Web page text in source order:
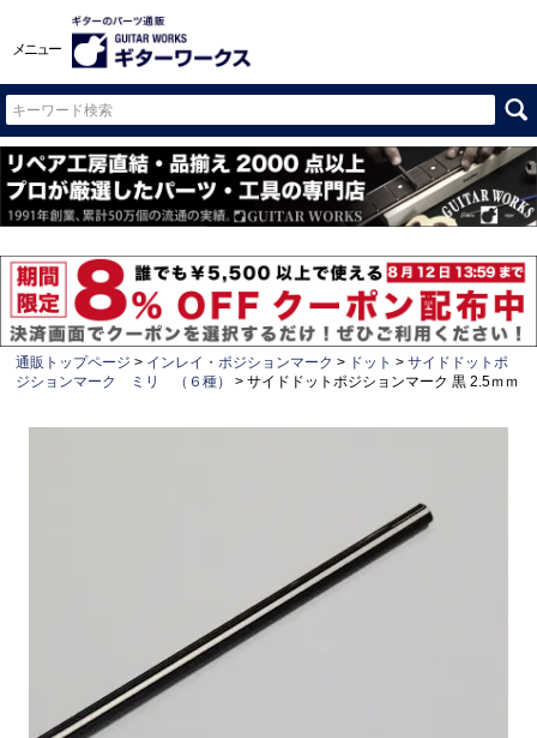
メニュー
通販トップページ インレイ・ポジションマーク ドット
サイドドットポ
ジションマーク ミリ （６種）
サイドドットポジションマーク 黒 2.5ｍｍ